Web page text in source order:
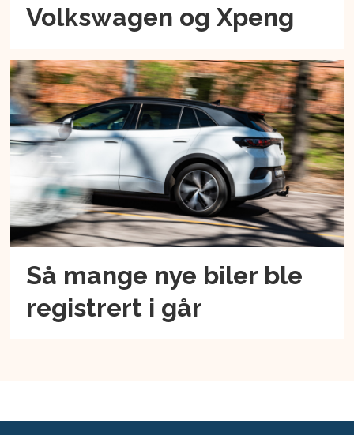
Volkswagen og Xpeng
Så mange nye biler ble
registrert i går